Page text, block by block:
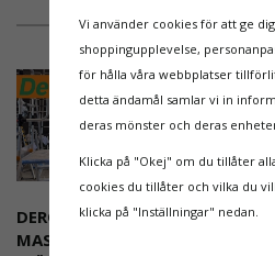
ändar minskar risken för att
verktyg fastnar i
HÅLLBART VAL FRÅN
Wibe Arbetsbock 55AB 2-
certifierat koldioxidreducerat
med förnybar energi. Denna
märkt medBra
ett uppskattat val för
på säkerhet och ergonomi.
DEROME
MASKINUTHYRNING -
Vi använder cookies för att ge
shoppingupplevelse,
för hålla våra webbplatser
detta ändamål samlar vi in
deras mönster och deras
Klicka på "Okej" om du tillåter
cookies du tillåter och vilka du
klicka på "Inställningar" nedan.